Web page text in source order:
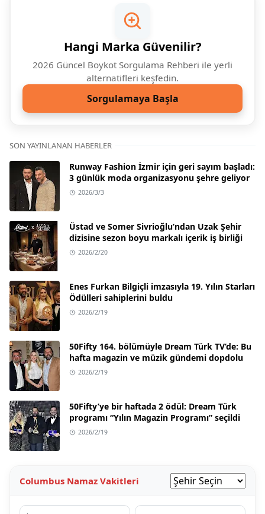
Hangi Marka Güvenilir?
2026 Güncel Boykot Sorgulama Rehberi ile yerli
alternatifleri keşfedin.
Sorgulamaya Başla
SON YAYINLANAN HABERLER
Runway Fashion İzmir için geri sayım başladı:
3 günlük moda organizasyonu şehre geliyor
2026/3/3
Üstad ve Somer Sivrioğlu’ndan Uzak Şehir
dizisine sezon boyu markalı içerik iş birliği
2026/2/20
Enes Furkan Bilgiçli imzasıyla 19. Yılın Starları
Ödülleri sahiplerini buldu
2026/2/19
50Fifty 164. bölümüyle Dream Türk TV’de: Bu
hafta magazin ve müzik gündemi dopdolu
2026/2/19
50Fifty’ye bir haftada 2 ödül: Dream Türk
programı “Yılın Magazin Programı” seçildi
2026/2/19
Columbus Namaz Vakitleri